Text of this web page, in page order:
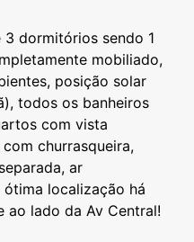
dormitórios sendo 1
mobiliado,
posição solar
todos os banheiros
com vista
churrasqueira,
ar
localização há